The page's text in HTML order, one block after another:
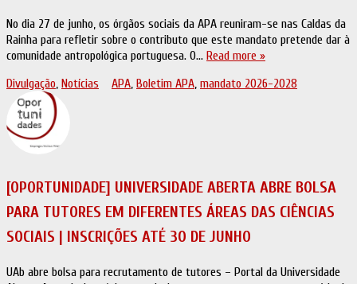
No dia 27 de junho, os órgãos sociais da APA reuniram-se nas Caldas da
Rainha para refletir sobre o contributo que este mandato pretende dar à
comunidade antropológica portuguesa. O… Read more »
Divulgação, Notícias APA, Boletim APA, mandato 2026-2028
[OPORTUNIDADE] UNIVERSIDADE ABERTA ABRE BOLSA
PARA TUTORES EM DIFERENTES ÁREAS DAS CIÊNCIAS
SOCIAIS | INSCRIÇÕES ATÉ 30 DE JUNHO
UAb abre bolsa para recrutamento de tutores – Portal da Universidade